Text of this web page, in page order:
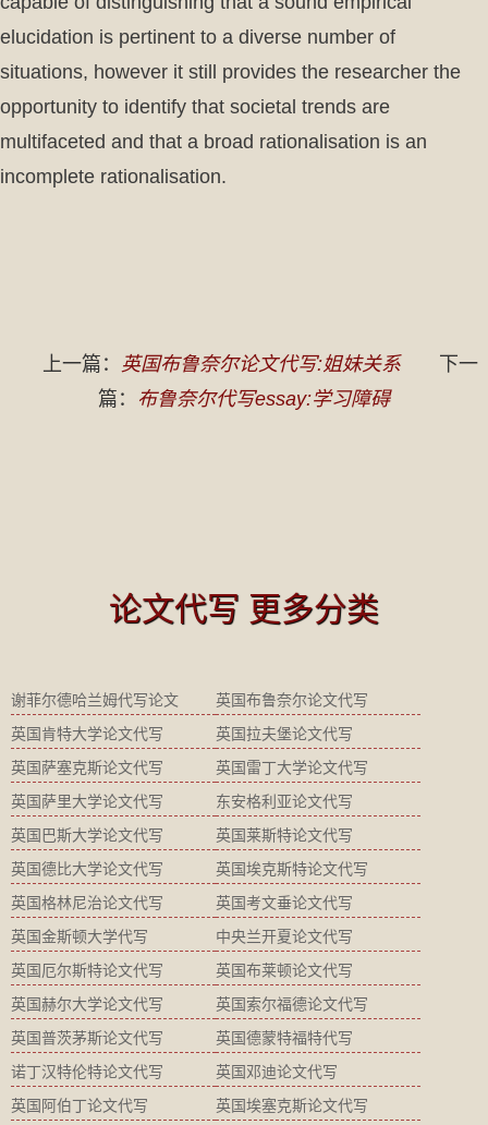
elucidation is pertinent to a diverse number of
situations, however it still provides the researcher the
opportunity to identify that societal trends are
multifaceted and that a broad rationalisation is an
incomplete rationalisation.
上一篇： 英国布鲁奈尔论文代写:姐妹关系
下一
篇： 布鲁奈尔代写essay:学习障碍
论文代写 更多分类
谢菲尔德哈兰姆代写论文 英国布鲁奈尔论文代写
英国肯特大学论文代写 英国拉夫堡论文代写
英国萨塞克斯论文代写 英国雷丁大学论文代写
英国萨里大学论文代写 东安格利亚论文代写
英国巴斯大学论文代写 英国莱斯特论文代写
英国德比大学论文代写 英国埃克斯特论文代写
英国格林尼治论文代写 英国考文垂论文代写
英国金斯顿大学代写 中央兰开夏论文代写
英国厄尔斯特论文代写 英国布莱顿论文代写
英国赫尔大学论文代写 英国索尔福德论文代写
英国普茨茅斯论文代写 英国德蒙特福特代写
诺丁汉特伦特论文代写 英国邓迪论文代写
英国阿伯丁论文代写 英国埃塞克斯论文代写